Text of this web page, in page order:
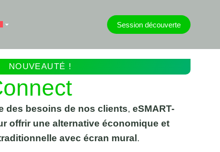
Session découverte
NOUVEAUTÉ !
des besoins de nos clients, eSMART-
offrir une alternative économique et
avec écran mural.